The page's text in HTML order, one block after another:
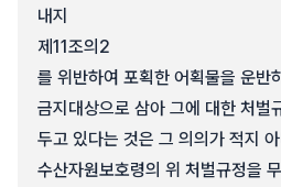
내지
제11조의2
를 위반하여 포획한 어획물을 운반
금지대상으로 삼아 그에 대한 처벌
두고 있다는 것은 그 의의가 적지
수산자원보호령의 위 처벌규정을